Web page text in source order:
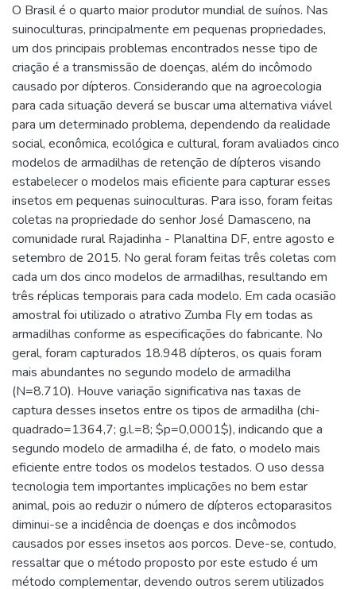
O Brasil é o quarto maior produtor mundial de suínos. Nas
suinoculturas, principalmente em pequenas propriedades,
um dos principais problemas encontrados nesse tipo de
criação é a transmissão de doenças, além do incômodo
causado por dípteros. Considerando que na agroecologia
para cada situação deverá se buscar uma alternativa viável
para um determinado problema, dependendo da realidade
social, econômica, ecológica e cultural, foram avaliados cinco
modelos de armadilhas de retenção de dípteros visando
estabelecer o modelos mais eficiente para capturar esses
insetos em pequenas suinoculturas. Para isso, foram feitas
coletas na propriedade do senhor José Damasceno, na
comunidade rural Rajadinha - Planaltina DF, entre agosto e
setembro de 2015. No geral foram feitas três coletas com
cada um dos cinco modelos de armadilhas, resultando em
três réplicas temporais para cada modelo. Em cada ocasião
amostral foi utilizado o atrativo Zumba Fly em todas as
armadilhas conforme as especificações do fabricante. No
geral, foram capturados 18.948 dípteros, os quais foram
mais abundantes no segundo modelo de armadilha
(N=8.710). Houve variação significativa nas taxas de
captura desses insetos entre os tipos de armadilha (chi-
quadrado=1364,7; g.l.=8; $p=0,0001$), indicando que a
segundo modelo de armadilha é, de fato, o modelo mais
eficiente entre todos os modelos testados. O uso dessa
tecnologia tem importantes implicações no bem estar
animal, pois ao reduzir o número de dípteros ectoparasitos
diminui-se a incidência de doenças e dos incômodos
causados por esses insetos aos porcos. Deve-se, contudo,
ressaltar que o método proposto por este estudo é um
método complementar, devendo outros serem utilizados